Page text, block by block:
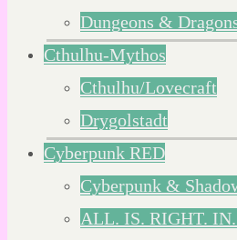
Dungeons &
Cthulhu-Mythos
Cthulhu/Lovecraft
Drygolstadt
Cyberpunk RED
Cyberpunk &
ALL. IS. RIGHT.